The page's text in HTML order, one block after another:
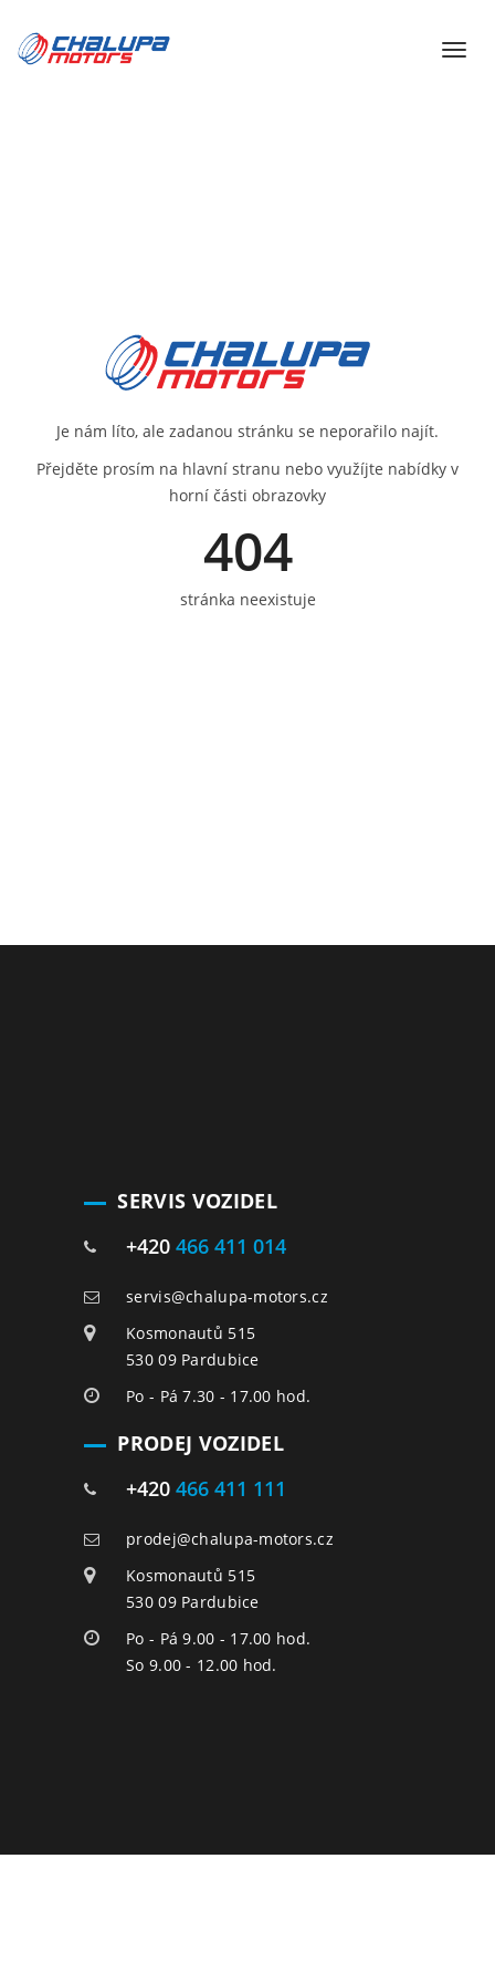
Je nám líto, ale zadanou stránku se neporařilo najít.
Přejděte prosím na hlavní stranu nebo využíjte nabídky v
horní části obrazovky
404
stránka neexistuje
SERVIS VOZIDEL
+420 466 411 014
servis@chalupa-motors.cz
Kosmonautů 515
530 09 Pardubice
Po - Pá 7.30 - 17.00 hod.
PRODEJ VOZIDEL
+420 466 411 111
prodej@chalupa-motors.cz
Kosmonautů 515
530 09 Pardubice
Po - Pá 9.00 - 17.00 hod.
So 9.00 - 12.00 hod.